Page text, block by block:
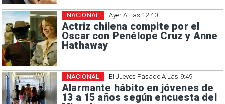
Ayer A Las 12:40
Actriz chilena compite por el
Oscar con Penélope Cruz y Anne
Hathaway
NACIONAL
El Jueves Pasado A Las 9:49
Alarmante hábito en jóvenes de
13 a 15 años según encuesta del
NACIONAL